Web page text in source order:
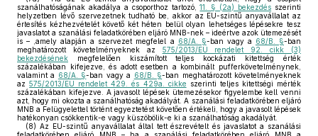
szanálhatóságának akadálya a csoporthoz tartozó,11. § (2a) bekezdés szerinti
helyzetben lévő szervezetnek tudható be, akkor az EU-szintű anyavállalat az
értesítés kézhezvételét követő két héten belül olyan lehetséges lépésekre tesz
javaslatot a szanálási feladatkörében eljáró MNB-nek – ideértve azok ütemezését
is – ,amely alapján a szervezet megfelel a 68/A. §-ban vagy a 68/B. §-ban
meghatározott követelményeknek az 575/2013/EU rendelet 92. cikk (3)
bekezdésének megfelelően kiszámított teljes kockázati kitettség érték
százalékában kifejezve, és adott esetben a kombinált pufferkövetelménynek,
valamint a 68/A. §-ban vagy a 68/B. §-ban meghatározott követelményeknek
az575/2013/EU rendelet 429. és 429a. cikke szerinti teljes kitettségi mérték
százalékában kifejezve. A javasolt lépések ütemezésekor figyelembe kell venni
azt, hogy mi okozta a szanálhatóság akadályát. A szanálási feladatkörében eljáró
MNB a Felügyelettel történt egyeztetést követően értékeli, hogy a javasolt lépések
hatékonyan csökkentik-e vagy küszöbölik-e ki a szanálhatóság akadályát.
(8) Az EU-szintű anyavállalat által tett észrevételt és javaslatot a szanálási